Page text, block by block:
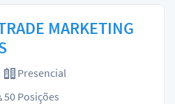
MARKETING
Presencial
50 Posições